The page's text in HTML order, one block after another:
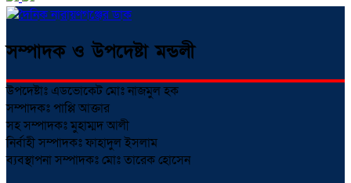
সম্পাদক ও উপদেষ্টা মন্ডলী
উপদেষ্টাঃ এডভোকেট মোঃ নাজমুল হক
সম্পাদকঃ পাপ্পি আক্তার
সহ সম্পাদকঃ মুহাম্মদ আলী
নির্বাহী সম্পাদকঃ ফাহাদুল ইসলাম
ব্যবস্থাপনা সম্পাদকঃ মোঃ তারেক হোসেন